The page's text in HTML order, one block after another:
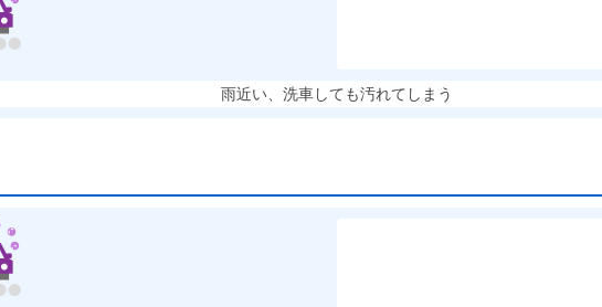
雨近い、洗車しても汚れてしまう